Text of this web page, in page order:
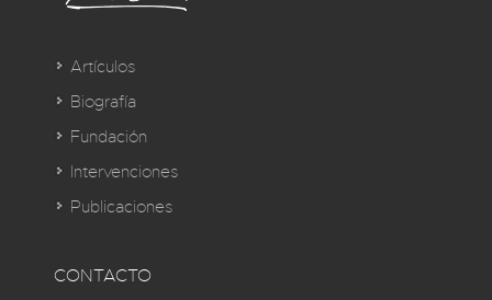
Artículos
Biografía
Fundación
Intervenciones
Publicaciones
CONTACTO